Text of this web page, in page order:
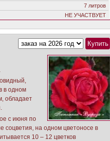
7 литров
НЕ УЧАСТВУЕТ
в одном
обладает
с июня по
соцветия, на одном цветоносе в
10 – 12 цветков